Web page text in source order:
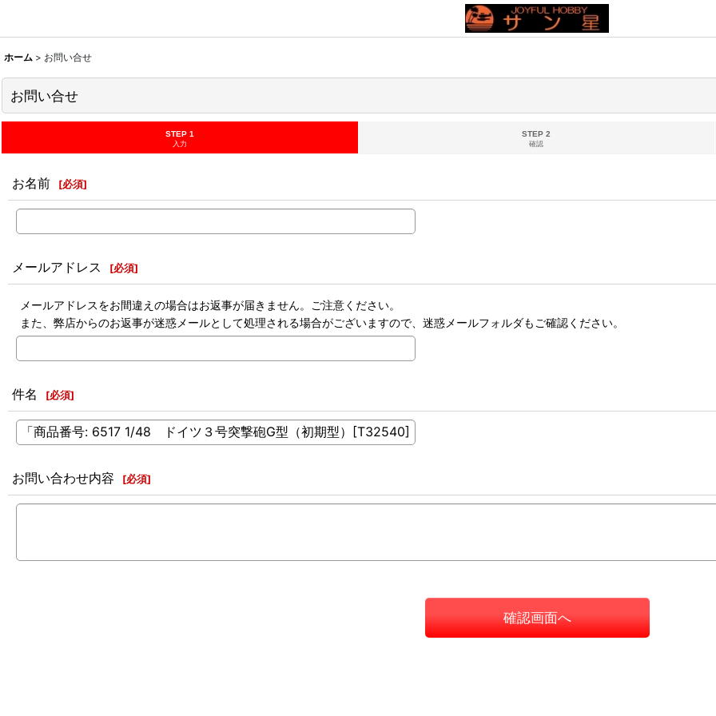
ホーム > お問い合せ
お問い合せ
STEP 1
入力
STEP 2
確認
お名前 [必須]
メールアドレス [必須]
メールアドレスをお間違えの場合はお返事が届きません。ご注意ください。
また、弊店からのお返事が迷惑メールとして処理される場合がございますので、迷惑メールフォルダもご確認ください。
件名 [必須]
お問い合わせ内容 [必須]
確認画面へ